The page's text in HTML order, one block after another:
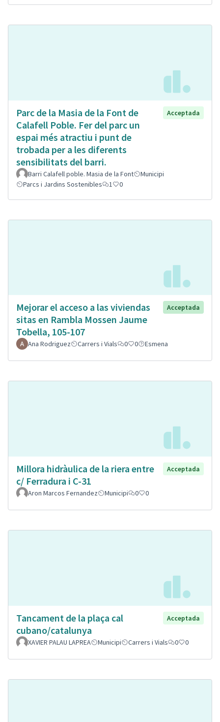
Parc de la Masia de la Font de
Calafell Poble. Fer del parc un
espai més atractiu i punt de
trobada per a les diferents
sensibilitats del barri.
Acceptada
Barri Calafell poble. Masia de la Font
Municipi
Parcs i Jardins Sostenibles
1 0
Mejorar el acceso a las viviendas
sitas en Rambla Mossen Jaume
Tobella, 105-107
Acceptada
Ana Rodriguez Carrers i Vials 0 0 Esmena
Millora hidràulica de la riera entre
c/ Ferradura i C-31
Acceptada
Aron Marcos Fernandez Municipi 0 0
Tancament de la plaça cal
cubano/catalunya
Acceptada
XAVIER PALAU LAPREA Municipi Carrers i Vials 0 0